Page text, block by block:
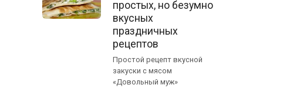
простых, но безумно
вкусных
праздничных
рецептов
Простой рецепт вкусной
закуски с мясом
«Довольный муж»